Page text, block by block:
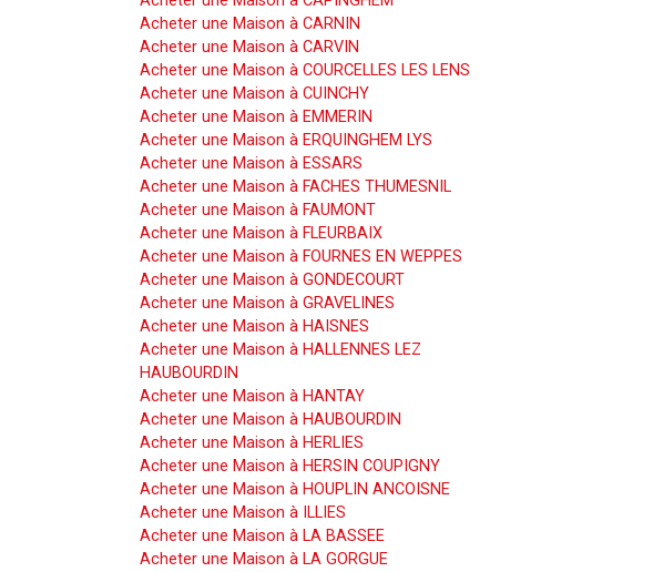
Acheter une Maison à CARNIN
Acheter une Maison à CARVIN
Acheter une Maison à COURCELLES LES LENS
Acheter une Maison à CUINCHY
Acheter une Maison à EMMERIN
Acheter une Maison à ERQUINGHEM LYS
Acheter une Maison à ESSARS
Acheter une Maison à FACHES THUMESNIL
Acheter une Maison à FAUMONT
Acheter une Maison à FLEURBAIX
Acheter une Maison à FOURNES EN WEPPES
Acheter une Maison à GONDECOURT
Acheter une Maison à GRAVELINES
Acheter une Maison à HAISNES
Acheter une Maison à HALLENNES LEZ
HAUBOURDIN
Acheter une Maison à HANTAY
Acheter une Maison à HAUBOURDIN
Acheter une Maison à HERLIES
Acheter une Maison à HERSIN COUPIGNY
Acheter une Maison à HOUPLIN ANCOISNE
Acheter une Maison à ILLIES
Acheter une Maison à LA BASSEE
Acheter une Maison à LA GORGUE